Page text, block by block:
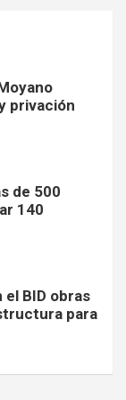
privación
de 500
140
el BID obras
para